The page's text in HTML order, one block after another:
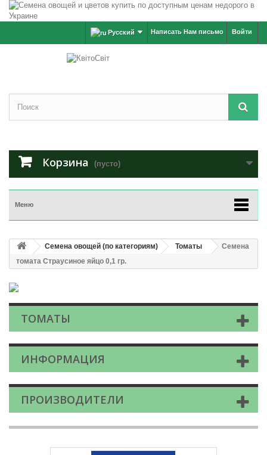
Войти
Написать Нам письмо
Русский
Корзина (пусто)
Меню
Семена овощей (по категориям) Томаты
Семена
томата Страусиное яйцо 0,1 гр.
ТОМАТЫ
ИНФОРМАЦИЯ
ПРОИЗВОДИТЕЛИ